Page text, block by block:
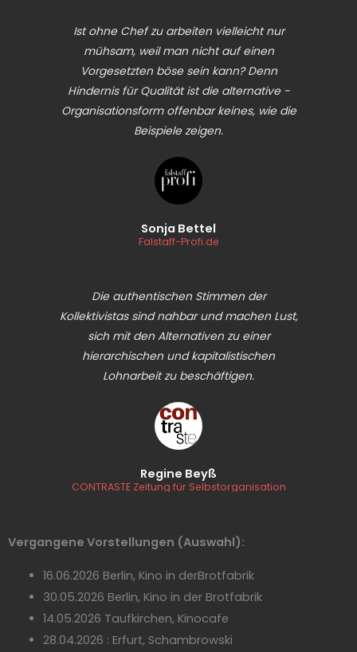
Ist ohne Chef zu arbeiten ­vielleicht nur
mühsam, weil man nicht auf ­einen
Vorgesetzten böse sein kann? Denn
Hindernis für Qualität ist die alternative ­
Organisationsform offenbar keines, wie die
Beispiele zeigen.
Sonja Bettel
Falstaff-Profi.de
Die authentischen Stimmen der
Kollektivistas sind nahbar und machen Lust,
sich mit den Alternativen zu einer
hierarchischen und kapitalistischen
Lohnarbeit zu beschäftigen.
Regine Beyß
CONTRASTE Zeitung für Selbstorganisation
Vergangene Vorstellungen (Auswahl):
16.06.2026 Berlin, Kino in derBrotfabrik
30.05.2026 Berlin, Kino in der Brotfabrik
14.05.2026 Taufkirchen, Kinocafe
28.04.2026 : Erfurt, Schambrowski